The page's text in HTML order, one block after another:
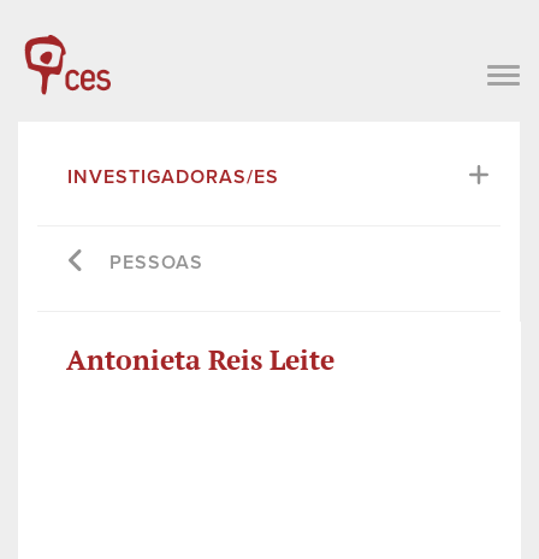
INVESTIGADORAS/ES
PESSOAS
Antonieta Reis Leite